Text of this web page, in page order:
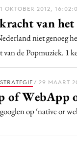
OKTOBER 2012,
van het
niet genoeg
van de Popmuziek. 1
/ 29 MAART
of WebApp
op ‘native or